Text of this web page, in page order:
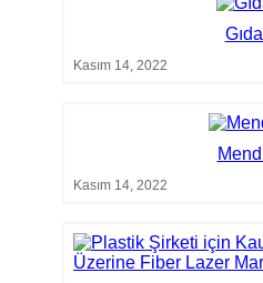
Kasım 14, 2022
Kasım 14, 2022